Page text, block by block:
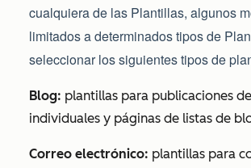
cualquiera de las Plantillas, algunos
limitados a determinados tipos de
seleccionar los siguientes tipos de
Blog: plantillas para publicaciones
individuales y páginas de listas de
Correo electrónico: plantillas para